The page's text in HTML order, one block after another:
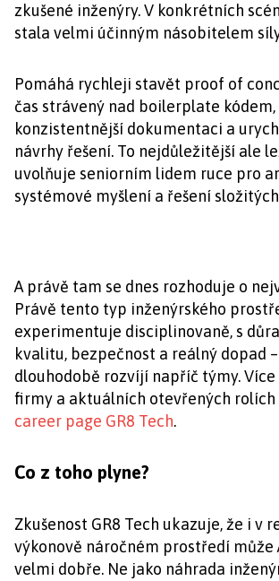
zkušené inženýry. V konkrétních
stala velmi účinným násobitelem
Pomáhá rychleji stavět proof of
čas strávený nad boilerplate
konzistentnější dokumentaci a
návrhy řešení. To nejdůležitější ale
uvolňuje seniorním lidem ruce pro
systémové myšlení a řešení
A právě tam se dnes rozhoduje o
Právě tento typ inženýrského
experimentuje disciplinovaně, s
kvalitu, bezpečnost a reálný dopad –
dlouhodobě rozvíjí napříč týmy.
firmy a aktuálních otevřených rolích
career page GR8 Tech.
Co z toho plyne?
Zkušenost GR8 Tech ukazuje, že i v
výkonově náročném prostředí může
velmi dobře. Ne jako náhrada